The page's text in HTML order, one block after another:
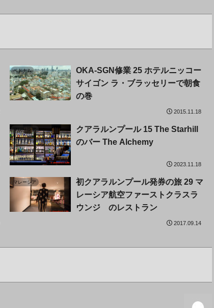
ベトナム
OKA-SGN修業 25 ホテルニッコー
サイゴン ラ・ブラッセリーで朝食
の巻
2015.11.18
マレーシア
クアラルンプール 15 The Starhill
のバー The Alchemy
2023.11.18
マレーシア
初クアラルンプール発券の旅 29 マ
レーシア航空ファーストクラスラ
ウンジ のレストラン
2017.09.14